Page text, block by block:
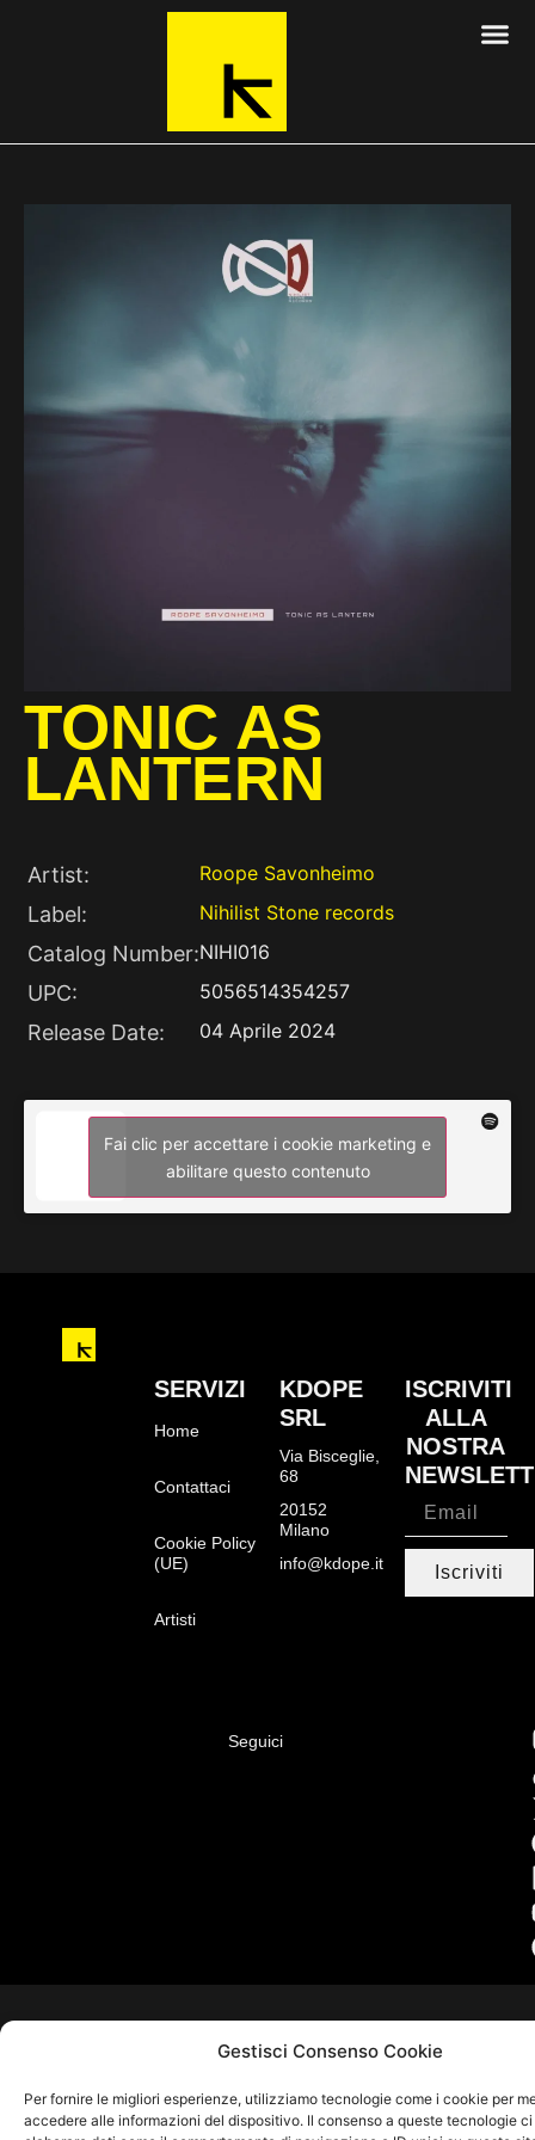
Gestisci Consenso Cookie
Per fornire le migliori esperienze, utilizziamo tecnologie come i cookie per
accedere alle informazioni del dispositivo. Il consenso a queste tecnologie
TONIC AS
LANTERN
Artist: Roope Savonheimo
Label: Nihilist Stone records
Catalog Number:NIHI016
UPC: 5056514354257
Release Date: 04 Aprile 2024
Fai clic per accettare i cookie marketing e
abilitare questo contenuto
SERVIZI
Home
Contattaci
Cookie Policy
(UE)
Artisti
KDOPE
SRL
Via Bisceglie,
68
20152
Milano
info@kdope.it
ISCRIVITI
ALLA
NOSTRA
Iscriviti
Seguici